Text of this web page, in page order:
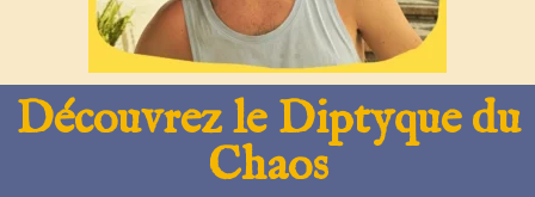
Découvrez le Diptyque du
Chaos